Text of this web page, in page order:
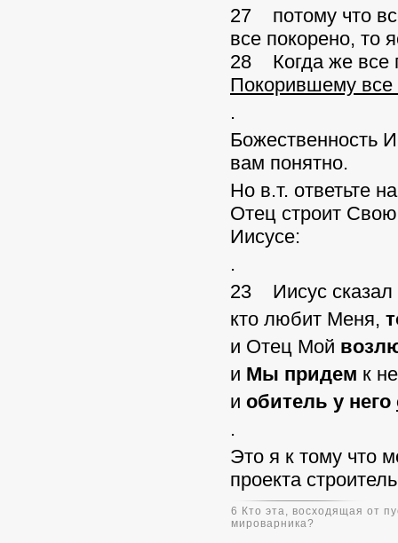
27 потому что
все покорено, то
28 Когда же все
Покорившему все
.
Божественность
вам понятно.
Но в.т. ответьте
Отец строит
Иисусе:
.
23 Иисус сказал
кто любит Меня,
и Отец Мой
и Мы придем к
и обитель у него
.
Это я к тому что
проекта
6 Кто эта, восходящая от
мироварника?